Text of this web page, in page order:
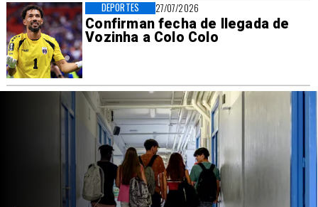
27/07/2026
Confirman fecha de llegada de
Vozinha a Colo Colo
DEPORTES